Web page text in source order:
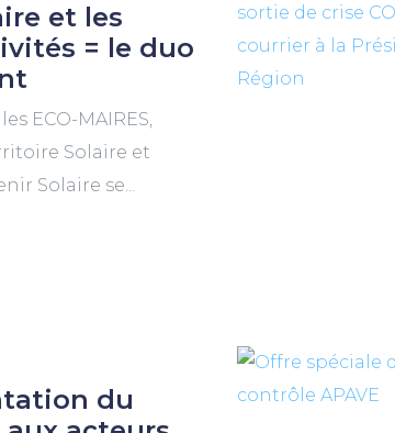
et les
= le duo
ECO-MAIRES,
Solaire et
Solaire se...
du